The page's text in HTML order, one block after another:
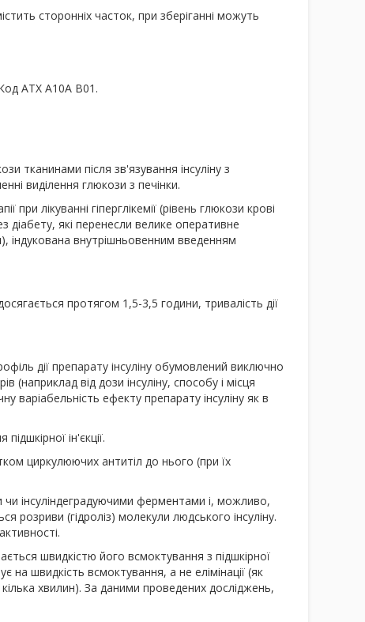
сторонніх часток, при зберіганні можуть
Код АТХ А10А В01.
тканинами після зв'язування інсуліну з
виділення глюкози з печінки.
при лікуванні гіперглікемії (рівень глюкози крові
діабету, які перенесли велике оперативне
індукована внутрішньовенним введенням
протягом 1,5-3,5 години, тривалість дії
дії препарату інсуліну обумовлений виключно
від дози інсуліну, способу і місця
варіабельність ефекту препарату інсуліну як в
ін'єкції.
циркулюючих антитіл до нього (при їх
інсуліндеградуючими ферментами і, можливо,
розриви (гідроліз) молекули людського інсуліну.
швидкістю його всмоктування з підшкірної
на швидкість всмоктування, а не елімінації (як
кілька хвилин). За даними проведених досліджень,